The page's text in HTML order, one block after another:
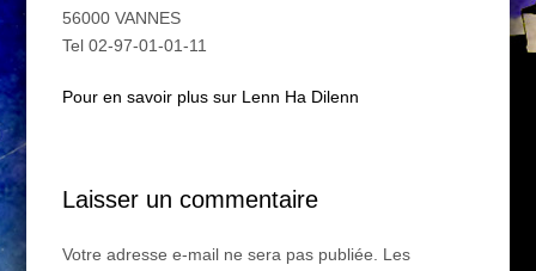
56000 VANNES
Tel 02-97-01-01-11
Pour en savoir plus sur Lenn Ha Dilenn
Laisser un commentaire
Votre adresse e-mail ne sera pas publiée.
Les